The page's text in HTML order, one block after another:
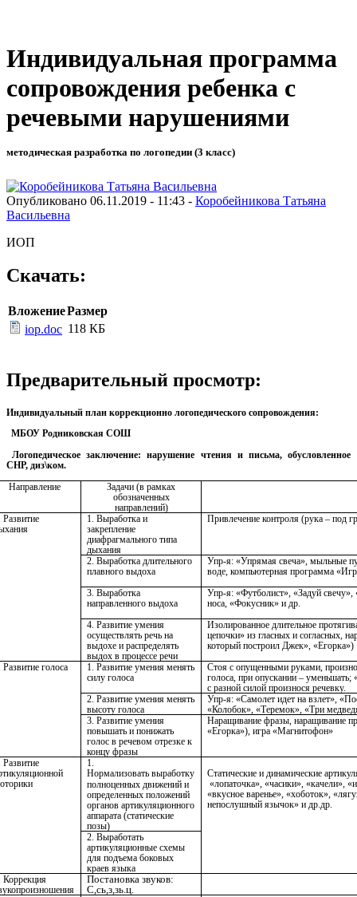
Индивидуальная программа
сопровождения ребенка с
речевыми нарушениями
методическая разработка по логопедии (3 класс)
Опубликовано 06.11.2019 - 11:43 - Коробейникова Татьяна
Васильевна
ИОП
Скачать:
ВложениеРазмер
iop.doc 118 КБ
Предварительный просмотр:
Индивидуальный план коррекционно логопедического сопровождения:
МБОУ Родниковская СОШ
Логопедическое заключение: нарушение чтения и письма, обусловленное
СНР, диз\ком.
Направление
Задачи (в рамках
обозначенных
направлений)
Развитие
1. Выработка и
закрепление
диафрагмального типа
дыхания
Привлечение контроля (рука – под
2. Выработка длительного
плавного выдоха
Упр-я: «Упрямая свеча», мыльные
воде, компьютерная программа
3. Выработка
направленного выдоха
Упр-я: «Футболист», «Задуй
носа, «Фокусник» и др.
4. Развитие умения
осуществлять речь на
выдохе и распределять
выдох в процессе речи
Изолированное длительное
цепочки» из гласных и согласных,
который построил Джек», «Егорка»)
Развитие голоса
1. Развитие умения менять
силу голоса
Стоя с опущенными руками,
голоса, при опускании – уменьшать;
с разной силой произнося речевку.
2. Развитие умения менять
высоту голоса
Упр-я: «Самолет идет на взлет»,
«Колобок», «Теремок», «Три
3. Развитие умения
повышать и понижать
голос в речевом отрезке к
концу фразы
Наращивание фразы, наращивание
«Егорка»), игра «Магнитофон»
Развитие
1.
Нормализовать выработку
полноценных движений и
определенных положений
органов артикуляционного
аппарата (статические
позы)
Статические и динамические
«лопаточка», «часики», «качели»,
«вкусное варенье», «хоботок»,
непослушный язычок» и др.др.
2. Выработать
артикуляционные схемы
для подъема боковых
краев языка
Коррекция
Постановка звуков:
С,сь,з,зь.ц.